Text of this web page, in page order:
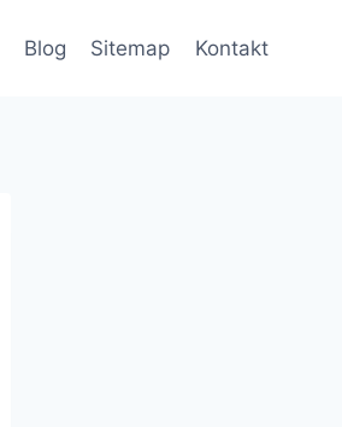
Blog Sitemap Kontakt